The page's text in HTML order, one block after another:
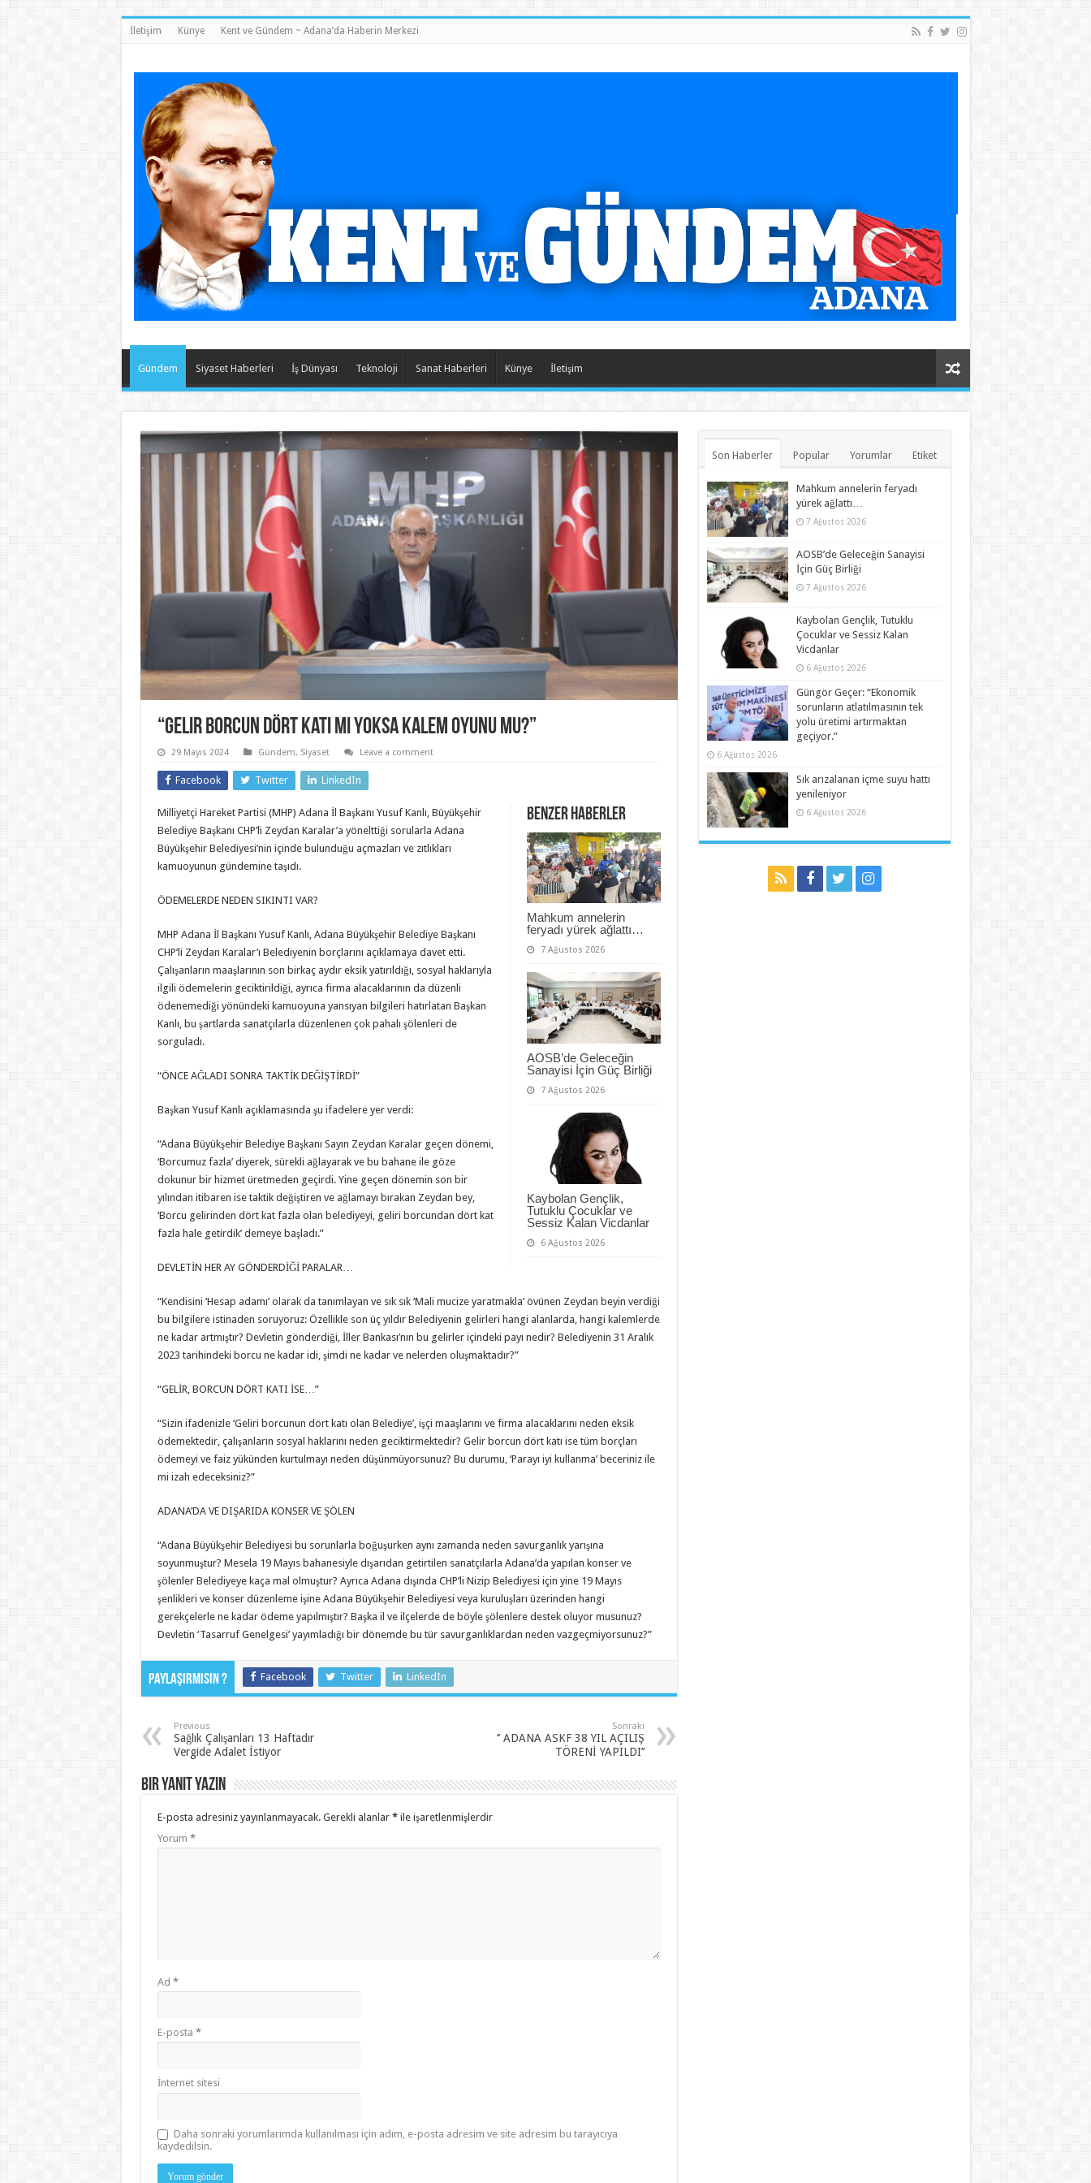
İletişim Künye Kent ve Gündem ~ Adana’da Haberin Merkezi
Gündem Siyaset Haberleri İş Dünyası Teknoloji Sanat Haberleri Künye İletişim
“Gelir borcun dört katı mı yoksa kalem oyunu mu?”
29 Mayıs 2024 Gündem, Siyaset Leave a comment
Facebook Twitter LinkedIn
Benzer Haberler
Mahkum annelerin
feryadı yürek ağlattı…
7 Ağustos 2026
AOSB’de Geleceğin
Sanayisi İçin Güç Birliği
7 Ağustos 2026
Kaybolan Gençlik,
Tutuklu Çocuklar ve
Sessiz Kalan Vicdanlar
6 Ağustos 2026
Milliyetçi Hareket Partisi (MHP) Adana İl Başkanı Yusuf Kanlı, Büyükşehir
Belediye Başkanı CHP’li Zeydan Karalar’a yönelttiği sorularla Adana
Büyükşehir Belediyesi’nin içinde bulunduğu açmazları ve zıtlıkları
kamuoyunun gündemine taşıdı.
ÖDEMELERDE NEDEN SIKINTI VAR?
MHP Adana İl Başkanı Yusuf Kanlı, Adana Büyükşehir Belediye Başkanı
CHP’li Zeydan Karalar’ı Belediyenin borçlarını açıklamaya davet etti.
Çalışanların maaşlarının son birkaç aydır eksik yatırıldığı, sosyal haklarıyla
ilgili ödemelerin geciktirildiği, ayrıca firma alacaklarının da düzenli
ödenemediği yönündeki kamuoyuna yansıyan bilgileri hatırlatan Başkan
Kanlı, bu şartlarda sanatçılarla düzenlenen çok pahalı şölenleri de
sorguladı.
“ÖNCE AĞLADI SONRA TAKTİK DEĞİŞTİRDİ”
Başkan Yusuf Kanlı açıklamasında şu ifadelere yer verdi:
“Adana Büyükşehir Belediye Başkanı Sayın Zeydan Karalar geçen dönemi,
‘Borcumuz fazla’ diyerek, sürekli ağlayarak ve bu bahane ile göze
dokunur bir hizmet üretmeden geçirdi. Yine geçen dönemin son bir
yılından itibaren ise taktik değiştiren ve ağlamayı bırakan Zeydan bey,
‘Borcu gelirinden dört kat fazla olan belediyeyi, geliri borcundan dört kat
fazla hale getirdik’ demeye başladı.”
DEVLETİN HER AY GÖNDERDİĞİ PARALAR…
“Kendisini ‘Hesap adamı’ olarak da tanımlayan ve sık sık ‘Mali mucize yaratmakla’ övünen Zeydan beyin verdiği
bu bilgilere istinaden soruyoruz: Özellikle son üç yıldır Belediyenin gelirleri hangi alanlarda, hangi kalemlerde
ne kadar artmıştır? Devletin gönderdiği, İller Bankası’nın bu gelirler içindeki payı nedir? Belediyenin 31 Aralık
2023 tarihindeki borcu ne kadar idi, şimdi ne kadar ve nelerden oluşmaktadır?”
“GELİR, BORCUN DÖRT KATI İSE…”
“Sizin ifadenizle ‘Geliri borcunun dört katı olan Belediye’, işçi maaşlarını ve firma alacaklarını neden eksik
ödemektedir, çalışanların sosyal haklarını neden geciktirmektedir? Gelir borcun dört katı ise tüm borçları
ödemeyi ve faiz yükünden kurtulmayı neden düşünmüyorsunuz? Bu durumu, ‘Parayı iyi kullanma’ beceriniz ile
mi izah edeceksiniz?”
ADANA’DA VE DIŞARIDA KONSER VE ŞÖLEN
“Adana Büyükşehir Belediyesi bu sorunlarla boğuşurken aynı zamanda neden savurganlık yarışına
soyunmuştur? Mesela 19 Mayıs bahanesiyle dışarıdan getirtilen sanatçılarla Adana’da yapılan konser ve
şölenler Belediyeye kaça mal olmuştur? Ayrıca Adana dışında CHP’li Nizip Belediyesi için yine 19 Mayıs
şenlikleri ve konser düzenleme işine Adana Büyükşehir Belediyesi veya kuruluşları üzerinden hangi
gerekçelerle ne kadar ödeme yapılmıştır? Başka il ve ilçelerde de böyle şölenlere destek oluyor musunuz?
Devletin ‘Tasarruf Genelgesi’ yayımladığı bir dönemde bu tür savurganlıklardan neden vazgeçmiyorsunuz?”
Paylaşırmısın ? Facebook Twitter LinkedIn
Previous
Sağlık Çalışanları 13 Haftadır
Vergide Adalet İstiyor
Sonraki
‘’ ADANA ASKF 38 YIL AÇILIŞ
TÖRENİ YAPILDI’’
Bir yanıt yazın
E-posta adresiniz yayınlanmayacak. Gerekli alanlar *ile işaretlenmişlerdir
Yorum *
Ad *
E-posta *
İnternet sitesi
Daha sonraki yorumlarımda kullanılması için adım, e-posta adresim ve site adresim bu tarayıcıya
kaydedilsin.
Son Haberler Popular Yorumlar Etiket
Mahkum annelerin feryadı
yürek ağlattı…
7 Ağustos 2026
AOSB’de Geleceğin Sanayisi
İçin Güç Birliği
7 Ağustos 2026
Kaybolan Gençlik, Tutuklu
Çocuklar ve Sessiz Kalan
Vicdanlar
6 Ağustos 2026
Güngör Geçer: “Ekonomik
sorunların atlatılmasının tek
yolu üretimi artırmaktan
geçiyor.”
6 Ağustos 2026
Sık arızalanan içme suyu hattı
yenileniyor
6 Ağustos 2026